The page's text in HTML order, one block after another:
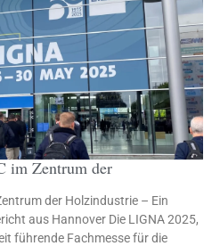
im Zentrum der
der Holzindustrie – Ein
aus Hannover Die LIGNA 2025,
führende Fachmesse für die